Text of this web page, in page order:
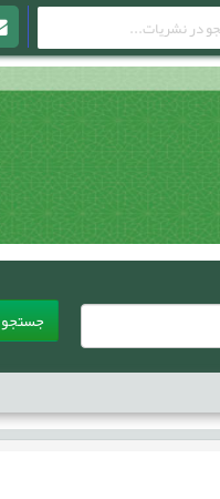
جستجو